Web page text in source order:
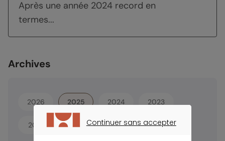
Après une année 2024 record en
termes...
Archives
2026 2025 2024 2023
2021 Continuer sans accepter